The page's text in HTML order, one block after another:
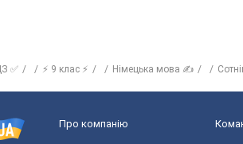
✅ ⚡ 9 клас ⚡ Німецька мова ✍
Про компанію